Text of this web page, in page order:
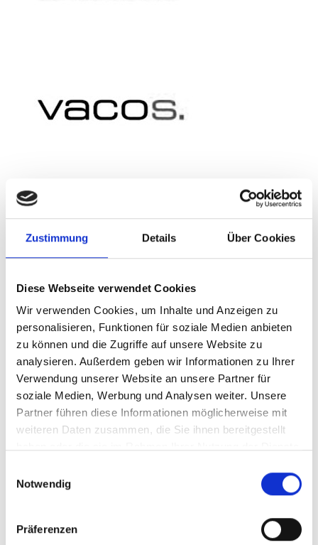
Zustimmung Details Über Cookies
Diese Webseite verwendet Cookies
Wir verwenden Cookies, um Inhalte und Anzeigen zu
personalisieren, Funktionen für soziale Medien anbieten
zu können und die Zugriffe auf unsere Website zu
analysieren. Außerdem geben wir Informationen zu Ihrer
Verwendung unserer Website an unsere Partner für
soziale Medien, Werbung und Analysen weiter. Unsere
Partner führen diese Informationen möglicherweise mit
weiteren Daten zusammen, die Sie ihnen bereitgestellt
Notwendig
Präferenzen